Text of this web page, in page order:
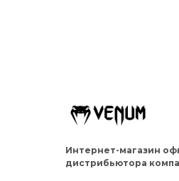
Интернет-магазин
дистрибьютора